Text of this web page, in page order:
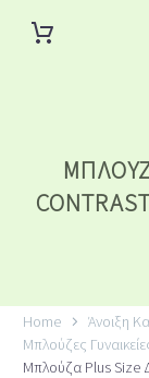
Home
Άνοιξη
Μπλούζες
Μπλούζα Plus Size